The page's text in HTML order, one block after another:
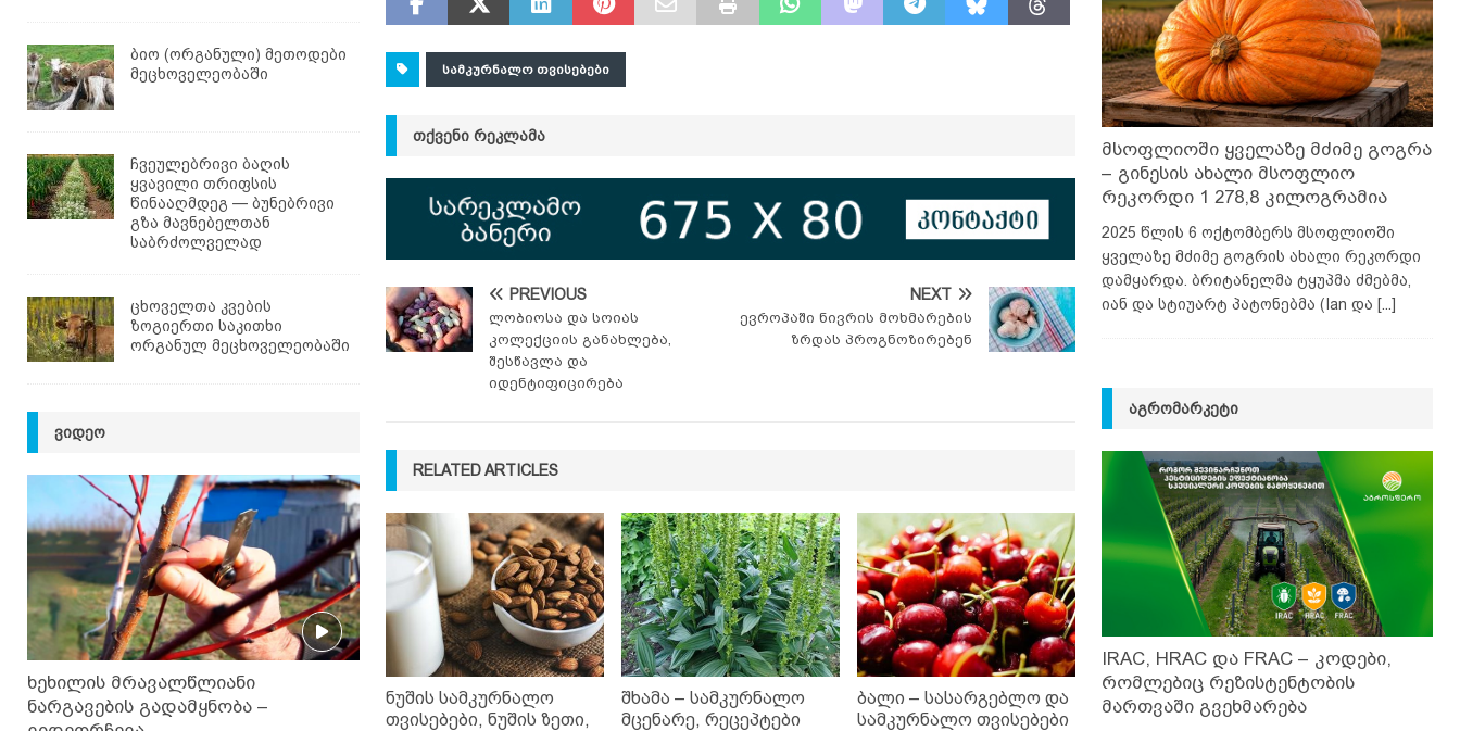
ᲡᲐᲛᲙᲣᲠᲜᲐᲚᲝ ᲗᲕᲘᲡᲔᲑᲔᲑᲘ
ᲗᲥᲕᲔᲜᲘ ᲠᲔᲙᲚᲐᲛᲐ
PREVIOUS
ლობიოსა და სოიას
კოლექციის განახლება,
შესწავლა და
იდენტიფიცირება
NEXT
ევროპაში ნივრის მოხმარების
ზრდას პროგნოზირებენ
RELATED ARTICLES
ნუშის სამკურნალო
თვისებები, ნუშის ზეთი,
შხამა – სამკურნალო
მცენარე, რეცეპტები
ბალი – სასარგებლო და
სამკურნალო თვისებები
ბიო (ორგანული) მეთოდები
მეცხოველეობაში
ჩვეულებრივი ბაღის
ყვავილი თრიფსის
წინააღმდეგ — ბუნებრივი
გზა მავნებელთან
საბრძოლველად
ცხოველთა კვების
ზოგიერთი საკითხი
ორგანულ მეცხოველეობაში
ᲕᲘᲓᲔᲝ
ხეხილის მრავალწლიანი
ნარგავების გადამყნობა –
მსოფლიოში ყველაზე მძიმე გოგრა
– გინესის ახალი მსოფლიო
რეკორდი 1 278,8 კილოგრამია
2025 წლის 6 ოქტომბერს მსოფლიოში
ყველაზე მძიმე გოგრის ახალი რეკორდი
დამყარდა. ბრიტანელმა ტყუპმა ძმებმა,
იან და სტიუარტ პატონებმა (Ian და [...]
ᲐᲒᲠᲝᲛᲐᲠᲙᲔᲢᲘ
IRAC, HRAC და FRAC – კოდები,
რომლებიც რეზისტენტობის
მართვაში გვეხმარება